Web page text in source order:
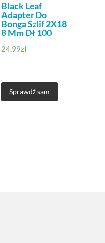
Black Leaf
Adapter Do
Bonga Szlif 2X18
8 Mm Dł 100
24,99zł
Sprawdź sam